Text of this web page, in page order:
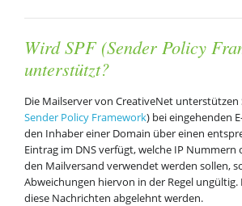
Wird SPF (Sender Policy
unterstützt?
Die Mailserver von CreativeNet unterstützen
Sender Policy Framework) bei eingehenden
den Inhaber einer Domain über einen
Eintrag im DNS verfügt, welche IP
den Mailversand verwendet werden sollen,
Abweichungen hiervon in der Regel ungültig.
diese Nachrichten abgelehnt werden.